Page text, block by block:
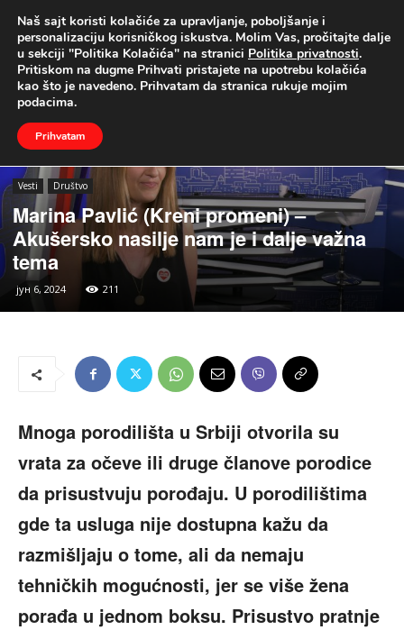
UŽIVO
Naslovna Vesti Društvo
Vesti Društvo
Marina Pavlić (Kreni promeni) –
Akušersko nasilje nam je i dalje važna
tema
јун 6, 2024 211
Mnoga porodilišta u Srbiji otvorila su
vrata za očeve ili druge članove porodice
da prisustvuju porođaju. U porodilištima
gde ta usluga nije dostupna kažu da
razmišljaju o tome, ali da nemaju
tehničkih mogućnosti, jer se više žena
porađa u jednom boksu. Prisustvo pratnje
Naš sajt koristi kolačiće za upravljanje, poboljšanje i
personalizaciju korisničkog iskustva. Molim Vas, pročitajte dalje
u sekciji "Politika Kolačića" na stranici Politika privatnosti.
Pritiskom na dugme Prihvati pristajete na upotrebu kolačića
kao što je navedeno. Prihvatam da stranica rukuje mojim
podacima.
Prihvatam